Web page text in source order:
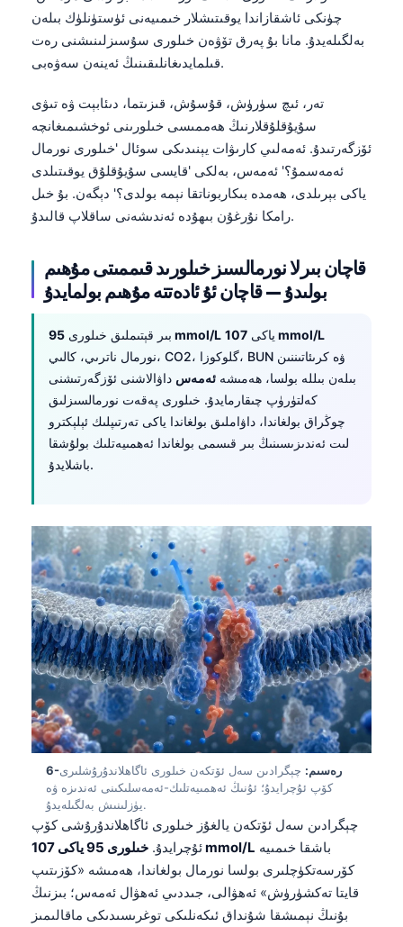
چۈنكى ئاشقازاندا يوقىتىشلار خىمىيەنى ئۈستۈنلۈك بىلەن
بەلگىلەيدۇ. مانا بۇ پەرق تۆۋەن خىلورى سۇسىزلىنىشنى رەت
قىلمايدىغانلىقىنىڭ ئەينەن سەۋەبى.
تەر، ئىچ سۈرۈش، قۇسۇش، قىزىتما، دىئابېت ۋە تىۋى
سۇيۇقلۇقلارنىڭ ھەممىسى خىلورىنى ئوخشىمىغانچە
ئۆزگەرتىدۇ. ئەمەلىي كارىۋات يېنىدىكى سوئال 'خىلورى نورمال
ئەمەسمۇ؟' ئەمەس، بەلكى 'قايسى سۇيۇقلۇق يوقىتىلدى
ياكى بېرىلدى، ھەمدە بىكاربوناتقا نېمە بولدى؟' دېگەن. بۇ خىل
رامكا نۇرغۇن بىھۇدە ئەندىشەنى ساقلاپ قالىدۇ.
قاچان بىرلا نورمالسىز خىلورىد قىممىتى مۇھىم
بولىدۇ — قاچان ئۇ ئادەتتە مۇھىم بولمايدۇ
بىر قېتىملىق خىلورى 95 mmol/L ياكى 107 mmol/L
نورمال ناترىي، كالىي، CO2، گلوكوزا، BUN ۋە كرىئاتىننىن
بىلەن بىللە بولسا، ھەمىشە ئەمەس داۋالاشنى ئۆزگەرتىشنى
كەلتۈرۈپ چىقارمايدۇ. خىلورى پەقەت نورمالسىزلىق
چوڭراق بولغاندا، داۋاملىق بولغاندا ياكى تەرتىپلىك ئېلېكترو
لىت ئەندىزىسىنىڭ بىر قىسمى بولغاندا ئەھمىيەتلىك بولۇشقا
باشلايدۇ.
6-رەسىم: چېگرادىن سەل ئۆتكەن خىلورى ئاگاھلاندۇرۇشلىرى
كۆپ ئۇچرايدۇ؛ ئۇنىڭ ئەھمىيەتلىك-ئەمەسلىكىنى ئەندىزە ۋە
يۈزلىنىش بەلگىلەيدۇ.
چېگرادىن سەل ئۆتكەن يالغۇز خىلورى ئاگاھلاندۇرۇشى كۆپ
ئۇچرايدۇ.خىلورى 95 ياكى 107 mmol/L
كۆرسەتكۈچلىرى بولسا نورمال بولغاندا، ھەمىشە «كۆزىتىپ
قايتا تەكشۈرۈش» ئەھۋالى، جىددىي ئەھۋال ئەمەس؛ بىزنىڭ
بۇنىڭ نېمىشقا شۇنداق ئىكەنلىكى توغرىسىدىكى ماقالىمىز
ಕನ್ನಡ
മലയാളം
Bahasa Melayu
Tiếng Việt
Tagalog
ไทย
ဗမာစာ
ភាសាខ្មែរ
Kiswahili
አማርኛ
Українська
O‘zbekcha
Català
Қазақ тілі
Hrvatski
Slovenčina
كوردی‎
پښتو
سنڌي
অসমীয়া
Galego
Македонски јазик
Euskara
Gàidhlig
Occitan
Afrikaans
Монгол